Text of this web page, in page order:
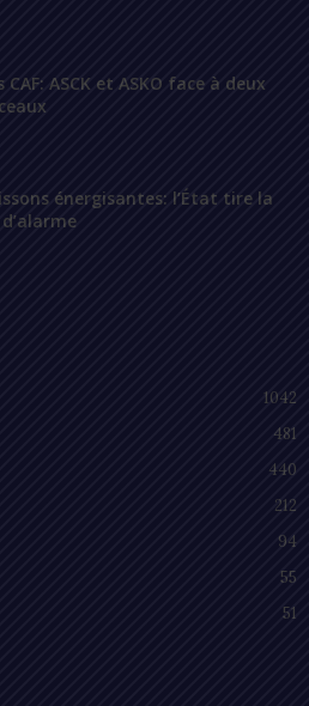
ASCK et ASKO face à deux
énergisantes: l’État tire la
1042
481
440
212
94
55
51